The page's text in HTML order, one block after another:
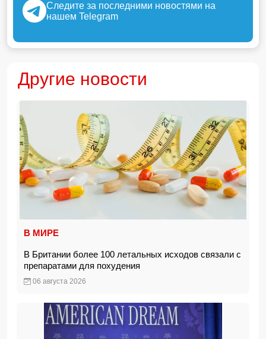
Следите за последними новостями на
нашем Telegram
Другие новости
В МИРЕ
В Британии более 100 летальных исходов связали с
препаратами для похудения
06 августа 2026